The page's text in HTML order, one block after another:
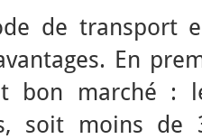
de transport
En
bon marché :
soit moins de